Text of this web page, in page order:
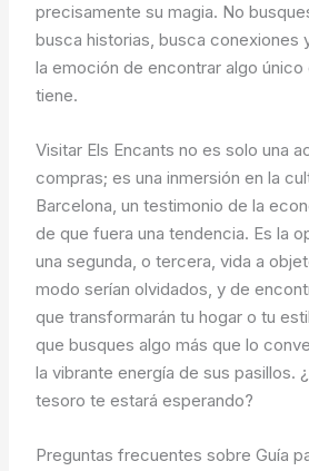
precisamente su magia. No
busca historias, busca conexiones
la emoción de encontrar algo único
tiene.
Visitar Els Encants no es solo una
compras; es una inmersión en la
Barcelona, un testimonio de la
de que fuera una tendencia. Es la
una segunda, o tercera, vida a
modo serían olvidados, y de
que transformarán tu hogar o tu
que busques algo más que lo
la vibrante energía de sus pasillos.
tesoro te estará esperando?
Preguntas frecuentes sobre Guía